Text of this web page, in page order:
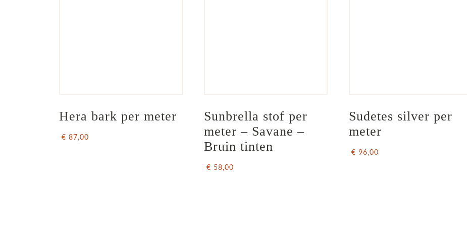
Hera bark per meter
€ 87,00
Sunbrella stof per
meter – Savane –
Bruin tinten
€ 58,00
Sudetes silver per
meter
€ 96,00